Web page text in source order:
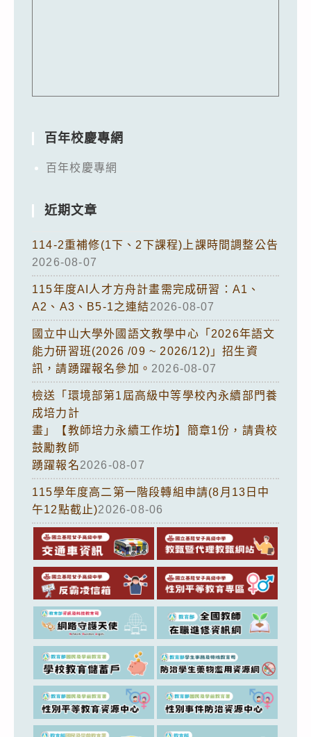
百年校慶專網
百年校慶專網
近期文章
114-2重補修(1下、2下課程)上課時間調整公告
2026-08-07
115年度AI人才方舟計畫需完成研習：A1、
A2、A3、B5-1之連結2026-08-07
國立中山大學外國語文教學中心「2026年語文
能力研習班(2026 /09 ~ 2026/12)」招生資
訊，請踴躍報名參加。 2026-08-07
檢送「環境部第1屆高級中等學校內永續部門養
成培力計
畫」【教師培力永續工作坊】簡章1份，請貴校
鼓勵教師
踴躍報名2026-08-07
115學年度高二第一階段轉組申請(8月13日中
午12點截止)2026-08-06